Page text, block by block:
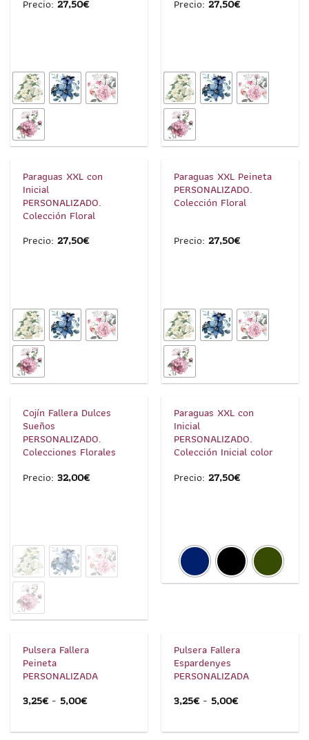
Precio:27,50€
Precio:27,50€
1/4
Paraguas XXL con
Inicial
PERSONALIZADO.
Colección Floral
Precio:27,50€
1/4
Paraguas XXL Peineta
PERSONALIZADO.
Colección Floral
Precio:27,50€
1/6
Cojín Fallera Dulces
Sueños
PERSONALIZADO.
Colecciones Florales
Precio:32,00€
1/3
Paraguas XXL con
Inicial
PERSONALIZADO.
Colección Inicial color
Precio:27,50€
1/3
Pulsera Fallera
Peineta
PERSONALIZADA
3,25€-5,00€
Pulsera Fallera
Espardenyes
PERSONALIZADA
3,25€-5,00€
1/1 1/2